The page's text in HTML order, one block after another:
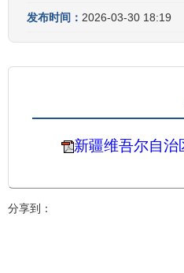
发布时间： 2026-03-30 18:19
新疆维吾尔自治
分享到：